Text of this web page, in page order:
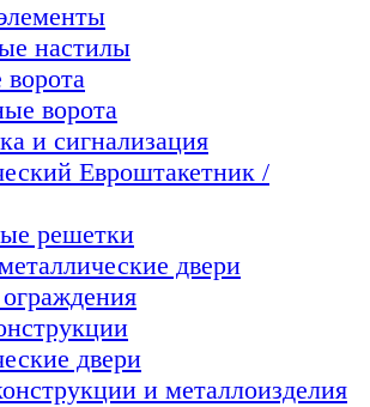
настилы
ворота
и сигнализация
Евроштакетник /
решетки
двери
двери
и металлоизделия